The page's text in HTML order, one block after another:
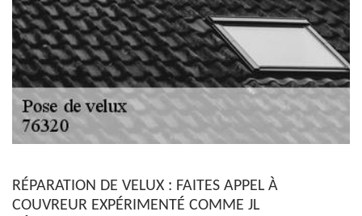
RÉPARATION DE VELUX : FAITES APPEL À
COUVREUR EXPÉRIMENTÉ COMME JL